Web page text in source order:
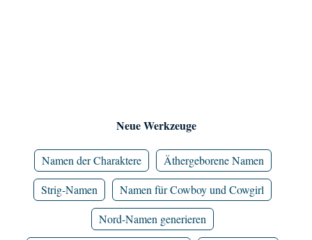
Neue Werkzeuge
Namen der Charaktere
Äthergeborene Namen
Strig-Namen
Namen für Cowboy und Cowgirl
Nord-Namen generieren